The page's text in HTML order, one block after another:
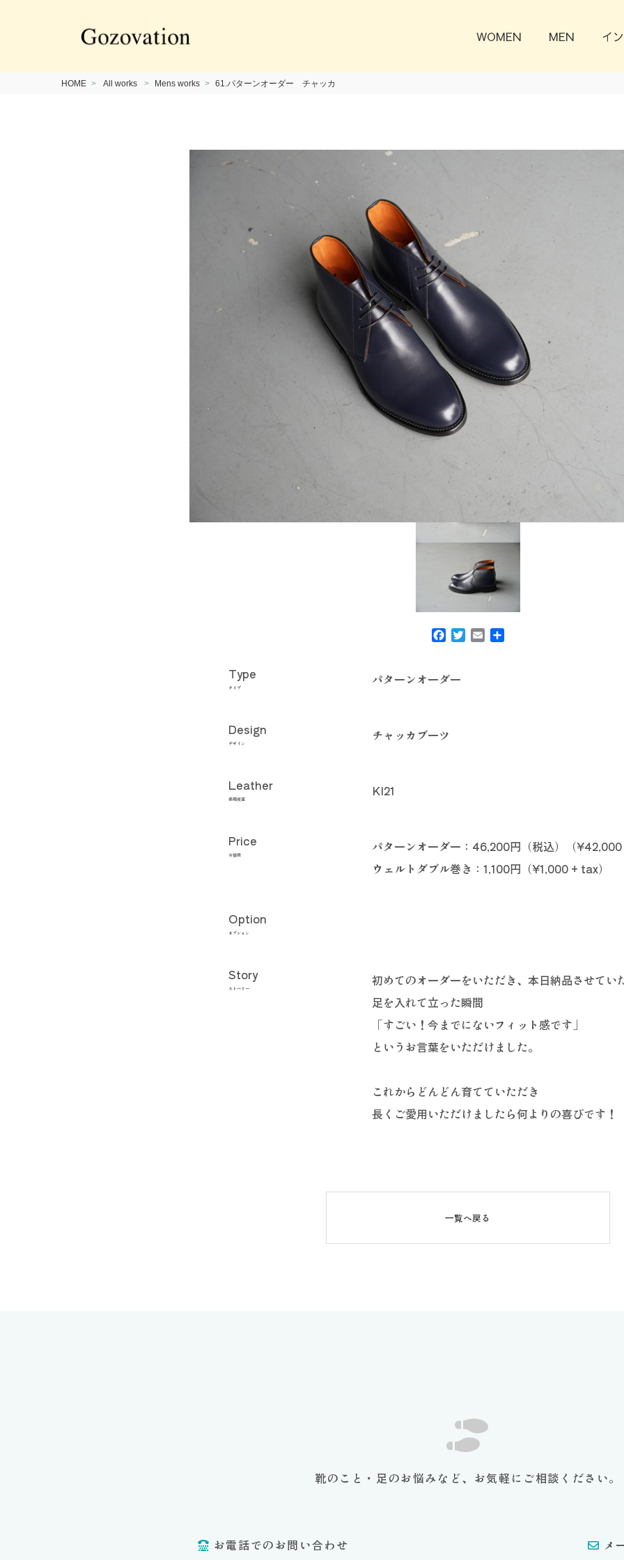
WOMEN MEN イ
HOME All works Mens works 61.パターンオーダー チャッカ
Facebook
Twitter
Email
Type
タイプ
パターンオーダー
Design
デザイン
チャッカブーツ
Leather
使用皮革
KI21
Price
お値段
パターンオーダー：46,200円（税込）（
ウェルトダブル巻き：1,100円（¥1,000 + tax）
Option
オプション
Story
ストーリー
初めてのオーダーをいただき、本日納品させてい
足を入れて立った瞬間
「すごい！今までにないフィット感です」
というお言葉をいただけました。
これからどんどん育てていただき
長くご愛用いただけましたら何よりの喜びです！
一覧へ戻る
靴のこと・足のお悩みなど、お気軽にご相談ください。
お電話でのお問い合わせ メ